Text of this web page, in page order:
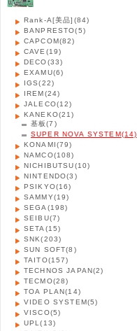
Rank-A[美品] (84)
BANPRESTO(5)
CAPCOM(82)
CAVE (19)
DECO(33)
EXAMU(6)
IGS(22)
IREM(24)
JALECO(12)
KANEKO(21)
基板(7)
SUPER NOVA SYSTEM(14)
KONAMI(79)
NAMCO(108)
NICHIBUTSU(10)
NINTENDO(3)
PSIKYO(16)
SAMMY(19)
SEGA (198)
SEIBU(7)
SETA (15)
SNK(203)
SUN SOFT(8)
TAITO(157)
TECHNOS JAPAN(2)
TECMO(28)
TOA PLAN(14)
VIDEO SYSTEM(5)
VISCO(5)
UPL(13)